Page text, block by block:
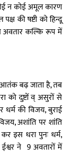
न कोई अमूल कारण
की षष्टी को हिन्दू
अवतार कल्कि रूप में
आतंक बढ़ जाता है, तब
को दुष्टों व् असुरों से
की विजय, बुराई
अशांति पर शांति
इस धरा पुनः धर्म,
ने 9 अवतारों में